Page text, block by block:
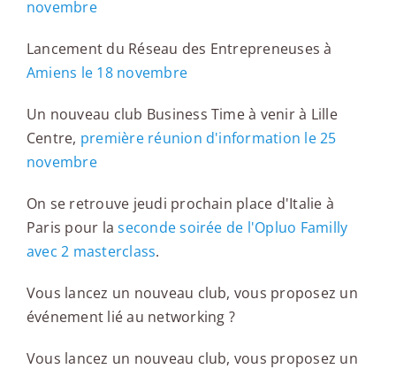
novembre
Lancement du Réseau des Entrepreneuses à
Amiens le 18 novembre
Un nouveau club Business Time à venir à Lille
Centre, première réunion d'information le 25
novembre
On se retrouve jeudi prochain place d'Italie à
Paris pour laseconde soirée de l'Opluo Familly
avec 2 masterclass.
Vous lancez un nouveau club, vous proposez un
événement lié au networking ?
Vous lancez un nouveau club, vous proposez un